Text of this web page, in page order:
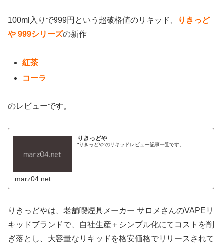
100ml入りで999円という超破格値のリキッド、
りきっど
や 999シリーズの新作
紅茶
コーラ
のレビューです。
りきっどや
“りきっどや”のリキッドレビュー記事一覧です。
marz04.net
りきっどやは、老舗喫煙具メーカー サロメさんのVAPEリ
キッドブランドで、自社生産＋シンプル化にてコストを削
ぎ落とし、大容量なリキッドを格安価格でリリースされて